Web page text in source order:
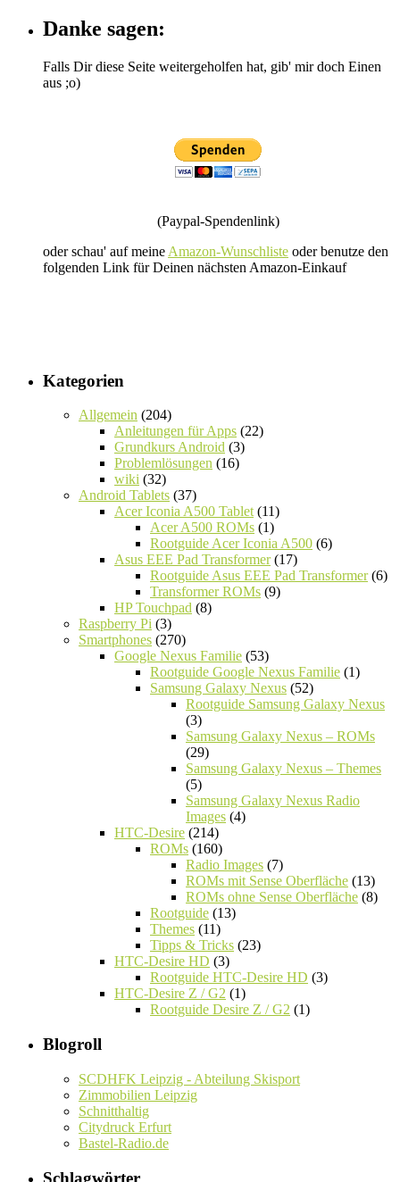
Danke sagen:
Falls Dir diese Seite weitergeholfen hat, gib' mir doch Einen
aus ;o)
(Paypal-Spendenlink)
oder schau' auf meine Amazon-Wunschliste oder benutze den
folgenden Link für Deinen nächsten Amazon-Einkauf
Kategorien
Allgemein (204)
Anleitungen für Apps (22)
Grundkurs Android (3)
Problemlösungen (16)
wiki (32)
Android Tablets (37)
Acer Iconia A500 Tablet (11)
Acer A500 ROMs (1)
Rootguide Acer Iconia A500 (6)
Asus EEE Pad Transformer(17)
Rootguide Asus EEE Pad Transformer(6)
Transformer ROMs (9)
HP Touchpad (8)
Raspberry Pi (3)
Smartphones (270)
Google Nexus Familie (53)
Rootguide Google Nexus Familie (1)
Samsung Galaxy Nexus (52)
Rootguide Samsung Galaxy Nexus
(3)
Samsung Galaxy Nexus – ROMs
(29)
Samsung Galaxy Nexus – Themes
(5)
Samsung Galaxy Nexus Radio
Images (4)
HTC-Desire (214)
ROMs (160)
Radio Images (7)
ROMs mit Sense Oberfläche (13)
ROMs ohne Sense Oberfläche (8)
Rootguide (13)
Themes (11)
Tipps & Tricks (23)
HTC-Desire HD (3)
Rootguide HTC-Desire HD (3)
HTC-Desire Z / G2 (1)
Rootguide Desire Z / G2 (1)
Blogroll
SCDHFK Leipzig - Abteilung Skisport
Zimmobilien Leipzig
Schnitthaltig
Citydruck Erfurt
Bastel-Radio.de
Schlagwörter